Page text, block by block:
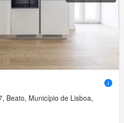
Beato, Município de Lisboa,